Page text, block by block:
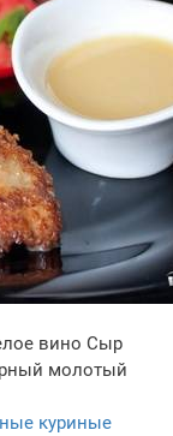
вино Сыр
молотый
куриные